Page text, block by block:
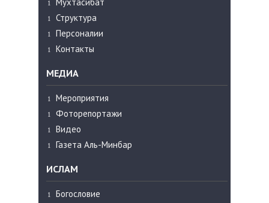
Структура
Персоналии
Контакты
МЕДИА
Мероприятия
Фоторепортажи
Видео
Газета Аль-Минбар
ИСЛАМ
Богословие